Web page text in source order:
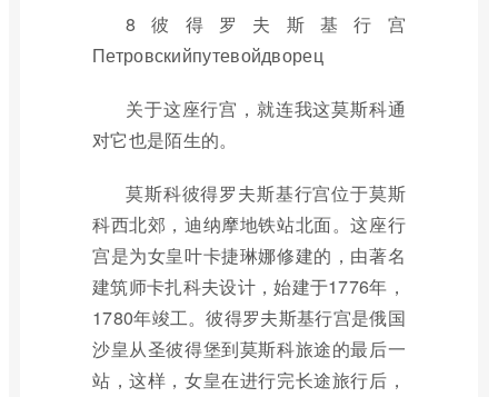
8彼得罗夫斯基行宫
Петровскийпутевойдворец
关于这座行宫，就连我这莫斯科通
对它也是陌生的。
莫斯科彼得罗夫斯基行宫位于莫斯
科西北郊，迪纳摩地铁站北面。这座行
宫是为女皇叶卡捷琳娜修建的，由著名
建筑师卡扎科夫设计，始建于1776年，
1780年竣工。彼得罗夫斯基行宫是俄国
沙皇从圣彼得堡到莫斯科旅途的最后一
站，这样，女皇在进行完长途旅行后，